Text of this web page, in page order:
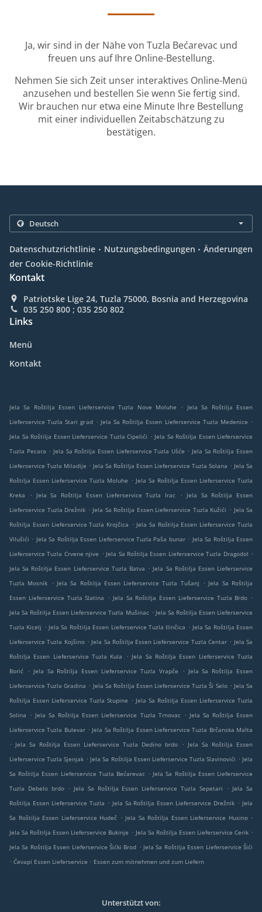
Ja, wir sind in der Nähe von Tuzla Bećarevac und
freuen uns auf Ihre Online-Bestellung.
Nehmen Sie sich Zeit unser interaktives Online-Menü
anzusehen und bestellen Sie wenn Sie fertig sind.
Wir brauchen nur etwa eine Minute Ihre Bestellung
mit einer individuellen Zeitabschätzung zu
bestätigen.
Datenschutzrichtlinie . Nutzungsbedingungen . Änderungen
der Cookie-Richtlinie
Kontakt
Patriotske Lige 24, Tuzla 75000, Bosnia and Herzegovina
035 250 800 ; 035 250 802
Links
Menü
Kontakt
Jela Sa Roštilja Essen Lieferservice Tuzla Nove Moluhe .
Jela Sa Roštilja Essen
Lieferservice Tuzla Stari grad . Jela Sa Roštilja Essen Lieferservice Tuzla Medenice .
Jela Sa Roštilja Essen Lieferservice Tuzla Cipelići . Jela Sa Roštilja Essen Lieferservice
Tuzla Pecara . Jela Sa Roštilja Essen Lieferservice Tuzla Ušće . Jela Sa Roštilja Essen
Lieferservice Tuzla Miladije . Jela Sa Roštilja Essen Lieferservice Tuzla Solana . Jela Sa
Roštilja Essen Lieferservice Tuzla Moluhe . Jela Sa Roštilja Essen Lieferservice Tuzla
Kreka
. Jela Sa Roštilja Essen Lieferservice Tuzla Irac .
Jela Sa Roštilja Essen
Lieferservice Tuzla Drežnik . Jela Sa Roštilja Essen Lieferservice Tuzla Kužići . Jela Sa
Roštilja Essen Lieferservice Tuzla Krojčica . Jela Sa Roštilja Essen Lieferservice Tuzla
Vilušići . Jela Sa Roštilja Essen Lieferservice Tuzla Paša bunar . Jela Sa Roštilja Essen
Lieferservice Tuzla Crvene njive . Jela Sa Roštilja Essen Lieferservice Tuzla Dragodol .
Jela Sa Roštilja Essen Lieferservice Tuzla Batva . Jela Sa Roštilja Essen Lieferservice
Tuzla Mosnik
. Jela Sa Roštilja Essen Lieferservice Tuzla Tušanj . Jela Sa Roštilja
Essen Lieferservice Tuzla Slatina
. Jela Sa Roštilja Essen Lieferservice Tuzla Brdo .
Jela Sa Roštilja Essen Lieferservice Tuzla Mušinac . Jela Sa Roštilja Essen Lieferservice
Tuzla Kicelj . Jela Sa Roštilja Essen Lieferservice Tuzla Ilinčica . Jela Sa Roštilja Essen
Lieferservice Tuzla Kojšino . Jela Sa Roštilja Essen Lieferservice Tuzla Centar . Jela Sa
Roštilja Essen Lieferservice Tuzla Kula
. Jela Sa Roštilja Essen Lieferservice Tuzla
Borić
. Jela Sa Roštilja Essen Lieferservice Tuzla Vrapče . Jela Sa Roštilja Essen
Lieferservice Tuzla Gradina . Jela Sa Roštilja Essen Lieferservice Tuzla Ši Selo . Jela Sa
Roštilja Essen Lieferservice Tuzla Stupine . Jela Sa Roštilja Essen Lieferservice Tuzla
Solina
. Jela Sa Roštilja Essen Lieferservice Tuzla Trnovac . Jela Sa Roštilja Essen
Lieferservice Tuzla Bulevar . Jela Sa Roštilja Essen Lieferservice Tuzla Brčanska Malta
. Jela Sa Roštilja Essen Lieferservice Tuzla Dedino brdo . Jela Sa Roštilja Essen
Lieferservice Tuzla Sjenjak . Jela Sa Roštilja Essen Lieferservice Tuzla Slavinovići . Jela
Sa Roštilja Essen Lieferservice Tuzla Bećarevac . Jela Sa Roštilja Essen Lieferservice
Tuzla Debelo brdo
. Jela Sa Roštilja Essen Lieferservice Tuzla Sepetari . Jela Sa
Roštilja Essen Lieferservice Tuzla . Jela Sa Roštilja Essen Lieferservice Drežnik . Jela
Sa Roštilja Essen Lieferservice Hudeč . Jela Sa Roštilja Essen Lieferservice Husino .
Jela Sa Roštilja Essen Lieferservice Bukinje . Jela Sa Roštilja Essen Lieferservice Cerik .
Jela Sa Roštilja Essen Lieferservice Šićki Brod . Jela Sa Roštilja Essen Lieferservice Šići
. Ćevapi Essen Lieferservice . Essen zum mitnehmen und zum Liefern
Unterstützt von: